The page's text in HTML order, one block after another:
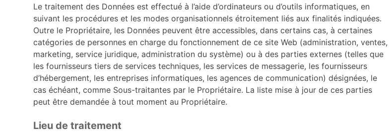
Le traitement des Données est effectué à l’aide d’ordinateurs ou d’outils informatiques, en
suivant les procédures et les modes organisationnels étroitement liés aux finalités indiquées.
Outre le Propriétaire, les Données peuvent être accessibles, dans certains cas, à certaines
catégories de personnes en charge du fonctionnement de ce site Web (administration, ventes,
marketing, service juridique, administration du système) ou à des parties externes (telles que
les fournisseurs tiers de services techniques, les services de messagerie, les fournisseurs
d’hébergement, les entreprises informatiques, les agences de communication) désignées, le
cas échéant, comme Sous-traitantes par le Propriétaire. La liste mise à jour de ces parties
peut être demandée à tout moment au Propriétaire.
Lieu de traitement